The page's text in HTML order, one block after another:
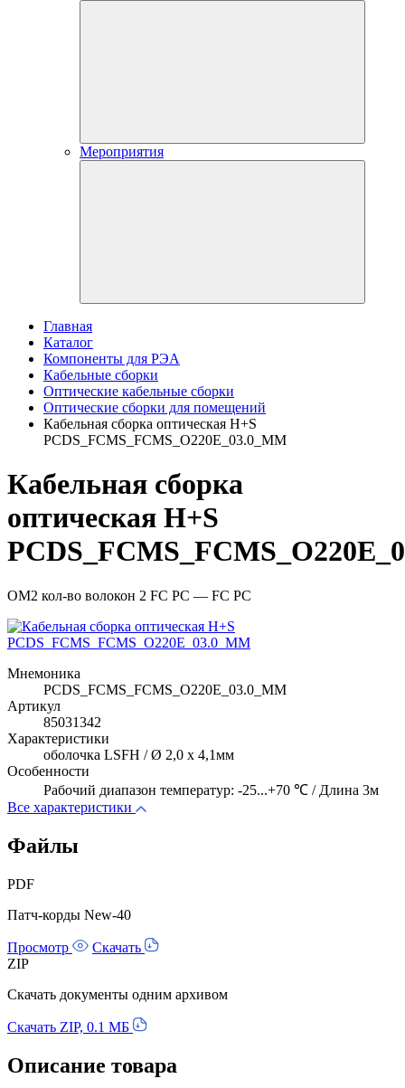
Мероприятия
Главная
Каталог
Компоненты для РЭА
Кабельные сборки
Оптические кабельные сборки
Оптические сборки для помещений
Кабельная сборка оптическая H+S
PCDS_FCMS_FCMS_O220E_03.0_MM
Кабельная сборка
оптическая H+S
OM2 кол-во волокон 2 FC PC — FC PC
Мнемоника
PCDS_FCMS_FCMS_O220E_03.0_MM
Артикул
85031342
Характеристики
оболочка LSFH / Ø 2,0 x 4,1мм
Особенности
Рабочий диапазон температур: -25...+70 ℃ / Длина 3м
Все характеристики
Файлы
PDF
Патч-корды New-40
Просмотр
Скачать
ZIP
Скачать документы одним архивом
Скачать ZIP, 0.1 МБ
Описание товара